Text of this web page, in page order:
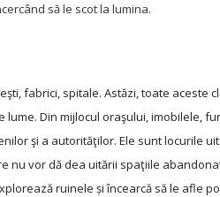
să le scot la lumina.
fabrici, spitale. Astăzi, toate aceste
lume. Din mijlocul oraşului, imobilele,
şi a autorităţilor. Ele sunt locurile
nu vor dă dea uitării spaţiile
ruinele și încearcă să le afle